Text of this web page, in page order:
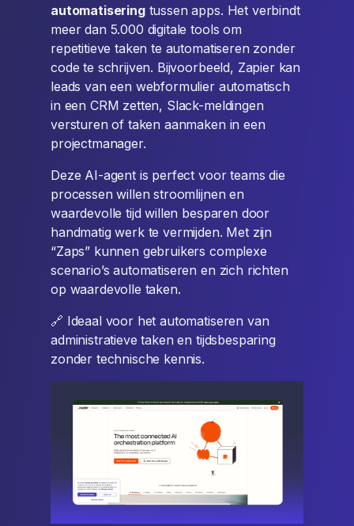
automatiseringtussen apps. Het verbindt
meer dan 5.000 digitale tools om
repetitieve taken te automatiseren zonder
code te schrijven. Bijvoorbeeld, Zapier kan
leads van een webformulier automatisch
in een CRM zetten, Slack-meldingen
versturen of taken aanmaken in een
projectmanager.
Deze AI-agent is perfect voor teams die
processen willen stroomlijnen en
waardevolle tijd willen besparen door
handmatig werk te vermijden. Met zijn
“Zaps” kunnen gebruikers complexe
scenario’s automatiseren en zich richten
op waardevolle taken.
🔗 Ideaal voor het automatiseren van
administratieve taken en tijdsbesparing
zonder technische kennis.